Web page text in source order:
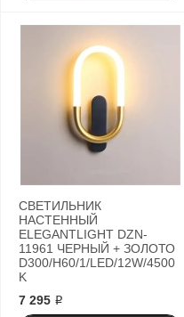
СВЕТИЛЬНИК
НАСТЕННЫЙ
ELEGANTLIGHT DZN-
11961 ЧЕРНЫЙ + ЗОЛОТО
D300/H60/1/LED/12W/4500
K
7 295 ₽